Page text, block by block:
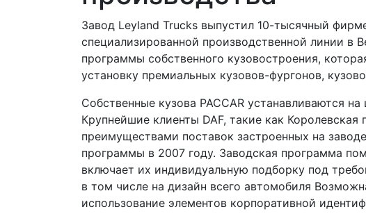
Завод Leyland Trucks выпустил 10-тысячный
специализированной производственной линии в
программы собственного кузовостроения,
установку премиальных кузовов-фургонов,
Собственные кузова PACCAR устанавливаются
Крупнейшие клиенты DAF, такие как
преимуществами поставок застроенных на
программы в 2007 году. Заводская программа
включает их индивидуальную подборку под
в том числе на дизайн всего автомобиля
использование элементов корпоративной